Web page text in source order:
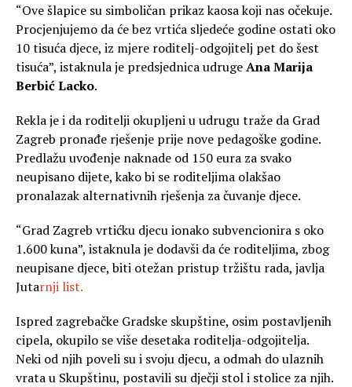
“Ove šlapice su simboličan prikaz kaosa koji nas očekuje.
Procjenjujemo da će bez vrtića sljedeće godine ostati oko
10 tisuća djece, iz mjere roditelj-odgojitelj pet do šest
tisuća”, istaknula je predsjednica udrugeAna Marija
Berbić Lacko.
Rekla je i da roditelji okupljeni u udrugu traže da Grad
Zagreb pronađe rješenje prije nove pedagoške godine.
Predlažu uvođenje naknade od 150 eura za svako
neupisano dijete, kako bi se roditeljima olakšao
pronalazak alternativnih rješenja za čuvanje djece.
“Grad Zagreb vrtićku djecu ionako subvencionira s oko
1.600 kuna”, istaknula je dodavši da će roditeljima, zbog
neupisane djece, biti otežan pristup tržištu rada, javlja
Jutarnji list.
Ispred zagrebačke Gradske skupštine, osim postavljenih
cipela, okupilo se više desetaka roditelja-odgojitelja.
Neki od njih poveli su i svoju djecu, a odmah do ulaznih
vrata u Skupštinu, postavili su dječji stol i stolice za njih.